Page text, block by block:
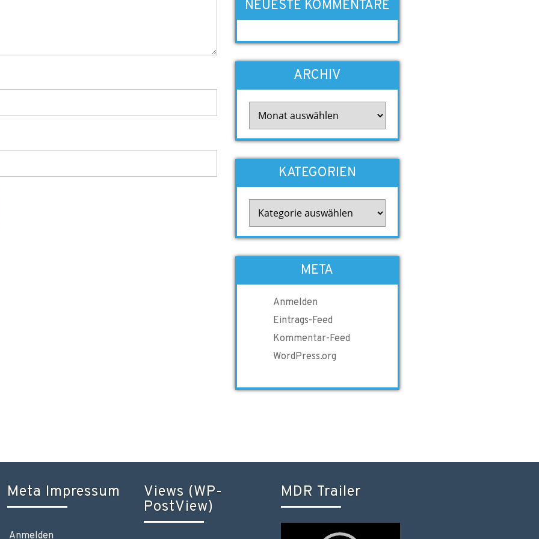
NEUESTE KOMMENTARE
ARCHIV
KATEGORIEN
META
Anmelden
Eintrags-Feed
Kommentar-Feed
WordPress.org
Meta Impressum
Anmelden
Views (WP-
PostView)
MDR Trailer